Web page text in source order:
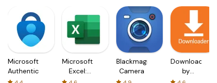
Microsoft
Authenticator
Microsoft
Excel:
Spreadsheets
Blackmagic
Camera
Downloader
by
AFTVnews